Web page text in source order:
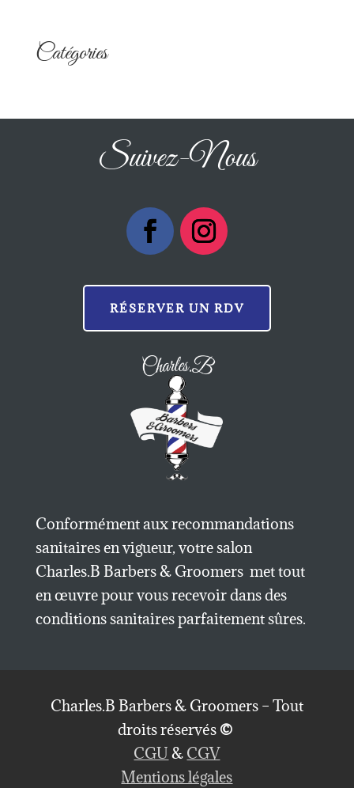
Catégories
Suivez-Nous
RÉSERVER UN RDV
Conformément aux recommandations
sanitaires en vigueur, votre salon
Charles.B Barbers & Groomers met tout
en œuvre pour vous recevoir dans des
conditions sanitaires parfaitement sûres.
Charles.B Barbers & Groomers – Tout
droits réservés ©
CGU & CGV
Mentions légales